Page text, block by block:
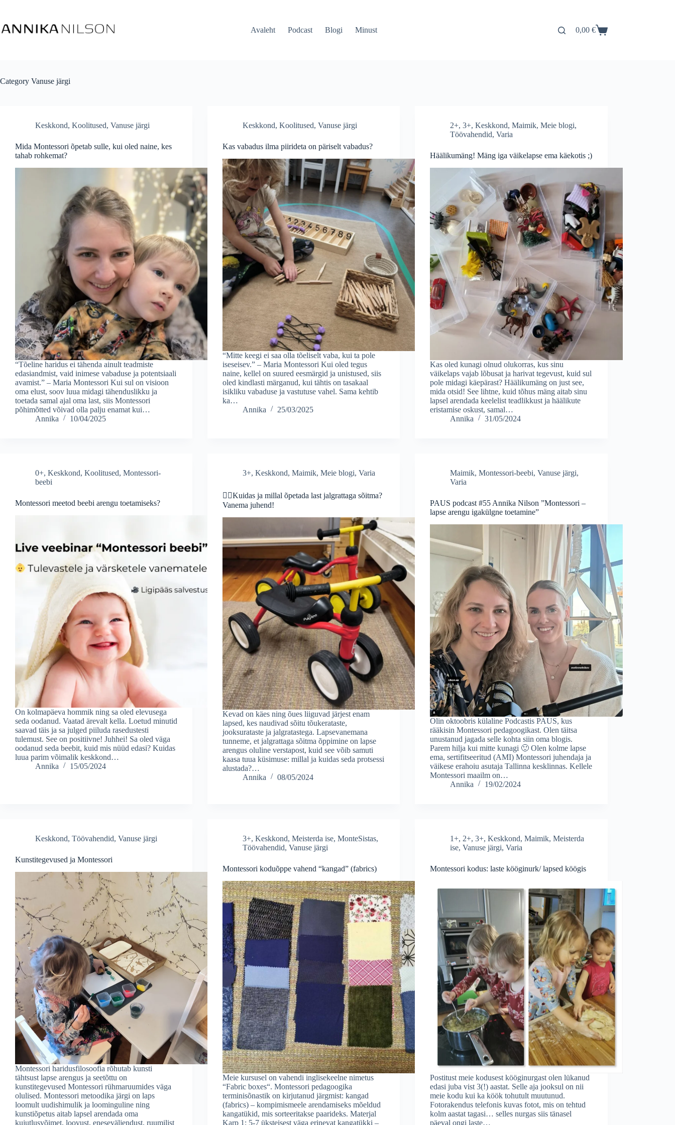
Avaleht Podcast Blogi Minust 0,00 €
Category Vanuse järgi
Keskkond, Koolitused, Vanuse järgi
Mida Montessori õpetab sulle, kui oled naine, kes
tahab rohkemat?
“Tõeline haridus ei tähenda ainult teadmiste
edasiandmist, vaid inimese vabaduse ja potentsiaali
avamist.” – Maria Montessori Kui sul on visioon
oma elust, soov luua midagi tähenduslikku ja
toetada samal ajal oma last, siis Montessori
põhimõtted võivad olla palju enamat kui…
Annika
10/04/2025
Keskkond,Koolitused,Vanuse järgi
Kas vabadus ilma piirideta on päriselt vabadus?
“Mitte keegi ei saa olla tõeliselt vaba, kui ta pole
iseseisev.” – Maria Montessori Kui oled tegus
naine, kellel on suured eesmärgid ja unistused, siis
oled kindlasti märganud, kui tähtis on tasakaal
isikliku vabaduse ja vastutuse vahel. Sama kehtib
ka…
Annika
25/03/2025
2+,3+,Keskkond,Maimik,Meie blogi,
Töövahendid,Varia
Häälikumäng! Mäng iga väikelapse ema käekotis ;)
Kas oled kunagi olnud olukorras, kus sinu
väikelaps vajab lõbusat ja harivat tegevust, kuid sul
pole midagi käepärast? Häälikumäng on just see,
mida otsid! See lihtne, kuid tõhus mäng aitab sinu
lapsel arendada keelelist teadlikkust ja häälikute
eristamise oskust, samal…
Annika
31/05/2024
0+, Keskkond, Koolitused, Montessori-
beebi
Montessori meetod beebi arengu toetamiseks?
On kolmapäeva hommik ning sa oled elevusega
seda oodanud. Vaatad ärevalt kella. Loetud minutid
saavad täis ja sa julged piiluda rasedustesti
tulemust. See on positiivne! Juhhei! Sa oled väga
oodanud seda beebit, kuid mis nüüd edasi? Kuidas
luua parim võimalik keskkond…
Annika
15/05/2024
3+,Keskkond,Maimik,Meie blogi,Varia
🚴‍♂️Kuidas ja millal õpetada last jalgrattaga sõitma?
Vanema juhend!
Kevad on käes ning õues liiguvad järjest enam
lapsed, kes naudivad sõitu tõukerataste,
jooksurataste ja jalgratastega. Lapsevanemana
tunneme, et jalgrattaga sõitma õppimine on lapse
arengus oluline verstapost, kuid see võib samuti
kaasa tuua küsimuse: millal ja kuidas seda protsessi
alustada?…
Annika
08/05/2024
Maimik,Montessori-beebi,Vanuse järgi,
Varia
PAUS podcast #55 Annika Nilson ”Montessori –
lapse arengu igakülgne toetamine”
Olin oktoobris külaline Podcastis PAUS, kus
rääkisin Montessori pedagoogikast. Olen täitsa
unustanud jagada selle kohta siin oma blogis.
Parem hilja kui mitte kunagi 🙂 Olen kolme lapse
ema, sertifitseeritud (AMI) Montessori juhendaja ja
väikese erahoiu asutaja Tallinna kesklinnas. Kellele
Montessori maailm on…
Annika
19/02/2024
Keskkond, Töövahendid, Vanuse järgi
Kunstitegevused ja Montessori
Montessori haridusfilosoofia rõhutab kunsti
tähtsust lapse arengus ja seetõttu on
kunstitegevused Montessori rühmaruumides väga
olulised. Montessori metoodika järgi on laps
loomult uudishimulik ja loominguline ning
kunstiõpetus aitab lapsel arendada oma
kujutlusvõimet, loovust, eneseväljendust, ruumilist
3+,Keskkond,Meisterda ise,MonteSistas,
Töövahendid,Vanuse järgi
Montessori koduõppe vahend “kangad” (fabrics)
Meie kursusel on vahendi inglisekeelne nimetus
“Fabric boxes“. Montessori pedagoogika
terminisõnastik on kirjutanud järgmist: kangad
(fabrics) – kompimismeele arendamiseks mõeldud
kangatükid, mis sorteeritakse paarideks. Materjal
Karp 1: 5-7 üksteisest väga erinevat kangatükki –
1+, 2+,3+,Keskkond,Maimik,Meisterda
ise,Vanuse järgi,Varia
Montessori kodus: laste kööginurk/ lapsed köögis
Postitust meie kodusest kööginurgast olen lükanud
edasi juba vist 3(!) aastat. Selle aja jooksul on nii
meie kodu kui ka köök tohutult muutunud.
Fotorakendus telefonis kuvas fotot, mis on tehtud
kolm aastat tagasi… selles nurgas siis tänasel
päeval ongi laste…